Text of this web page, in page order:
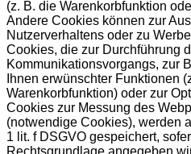
(z. B. die Warenkorbfunktion
Andere Cookies können zur
Nutzerverhaltens oder zu
Cookies, die zur Durchführung
Kommunikationsvorgangs, zur
Ihnen erwünschter Funktionen
Warenkorbfunktion) oder zur
Cookies zur Messung des
(notwendige Cookies), werden
1 lit. f DSGVO gespeichert,
Rechtsgrundlage angegeben